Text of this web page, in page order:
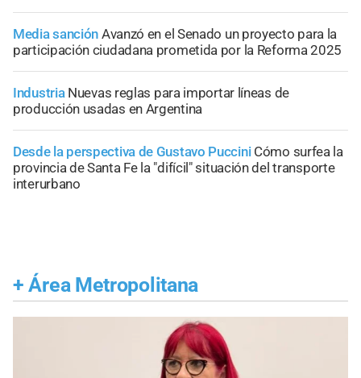
Media sanción Avanzó en el Senado un proyecto para la
participación ciudadana prometida por la Reforma 2025
Industria Nuevas reglas para importar líneas de
producción usadas en Argentina
Desde la perspectiva de Gustavo Puccini Cómo surfea la
provincia de Santa Fe la "difícil" situación del transporte
interurbano
+ Área Metropolitana